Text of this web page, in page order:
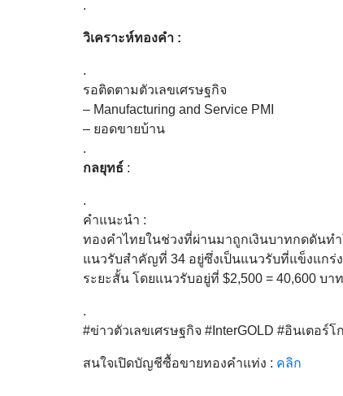
.
วิเคราะห์ทองคำ :
.
รอติดตามตัวเลขเศรษฐกิจ
– Manufacturing and Service PMI
– ยอดขายบ้าน
.
กลยุทธ์ :
.
คำแนะนำ :
ทองคำไทยในช่วงที่ผ่านมาถูกเงินบาทกดดันท
แนวรับสำคัญที่ 34 อยู่ซึ่งเป็นแนวรับที่แข็งแก
ระยะสั้น โดยแนวรับอยู่ที่ $2,500 = 40,600 บา
.
#ข่าวตัวเลขเศรษฐกิจ #InterGOLD #อินเตอ
สนใจเปิดบัญชีซื้อขายทองคำแท่ง : คลิก